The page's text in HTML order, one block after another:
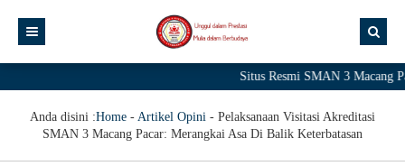
Situs Resmi SMAN 3 Macang
Anda disini :Home - Artikel Opini - Pelaksanaan Visitasi Akreditasi
SMAN 3 Macang Pacar: Merangkai Asa Di Balik Keterbatasan